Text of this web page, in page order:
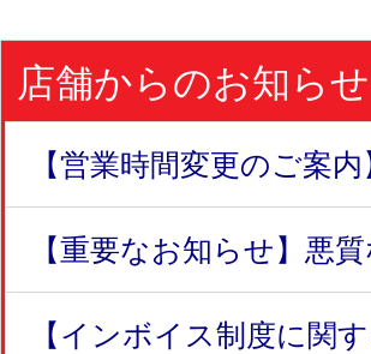
店舗からのお知らせ
【営業時間変更のご案内
【重要なお知らせ】悪
【インボイス制度に関